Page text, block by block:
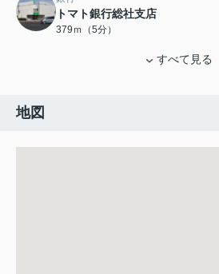
トマト銀行総社支店
379ｍ（5分）
すべて見る
地図